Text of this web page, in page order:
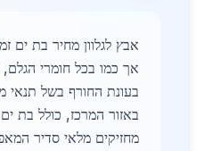
אבץ לגלוון מחיר בת ים
אך כמו בכל חומרי הגלם,
בעונת החורף בשל תנאי
באזור המרכז, כולל בת
מחזיקים מלאי סדיר